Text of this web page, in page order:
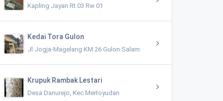
Kapling Jayan Rt 03 Rw 01
Kedai Tora Gulon
Jl Jogja-Magelang KM 26 Gulon Salam
Krupuk Rambak Lestari
Desa Danurejo, Kec.Mertoyudan